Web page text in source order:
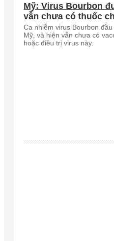
Mỹ: Virus Bourbon
vẫn chưa có thuốc
Ca nhiễm virus Bourbon
Mỹ, và hiện vẫn chưa có
hoặc điều trị virus này.